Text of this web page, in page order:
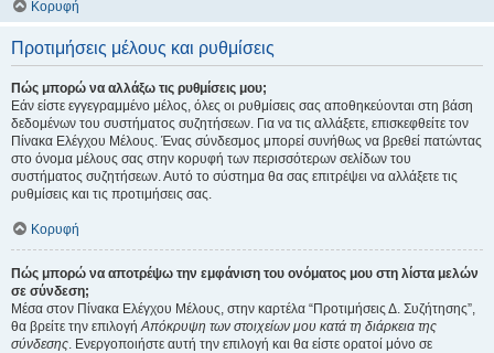
Κορυφή
Προτιμήσεις μέλους και ρυθμίσεις
Πώς μπορώ να αλλάξω τις ρυθμίσεις μου;
Εάν είστε εγγεγραμμένο μέλος, όλες οι ρυθμίσεις σας αποθηκεύονται στη βάση
δεδομένων του συστήματος συζητήσεων. Για να τις αλλάξετε, επισκεφθείτε τον
Πίνακα Ελέγχου Μέλους. Ένας σύνδεσμος μπορεί συνήθως να βρεθεί πατώντας
στο όνομα μέλους σας στην κορυφή των περισσότερων σελίδων του
συστήματος συζητήσεων. Αυτό το σύστημα θα σας επιτρέψει να αλλάξετε τις
ρυθμίσεις και τις προτιμήσεις σας.
Κορυφή
Πώς μπορώ να αποτρέψω την εμφάνιση του ονόματος μου στη λίστα μελών
σε σύνδεση;
Μέσα στον Πίνακα Ελέγχου Μέλους, στην καρτέλα “Προτιμήσεις Δ. Συζήτησης”,
θα βρείτε την επιλογήΑπόκρυψη των στοιχείων μου κατά τη διάρκεια της
σύνδεσης. Ενεργοποιήστε αυτή την επιλογή και θα είστε ορατοί μόνο σε